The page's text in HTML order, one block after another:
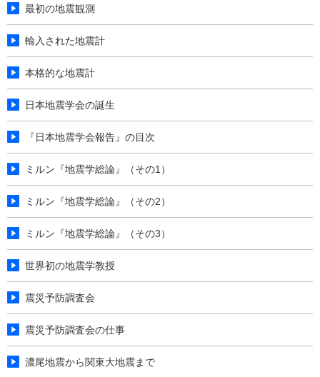
最初の地震観測
輸入された地震計
本格的な地震計
日本地震学会の誕生
『日本地震学会報告』の目次
ミルン『地震学総論』（その1）
ミルン『地震学総論』（その2）
ミルン『地震学総論』（その3）
世界初の地震学教授
震災予防調査会
震災予防調査会の仕事
濃尾地震から関東大地震まで